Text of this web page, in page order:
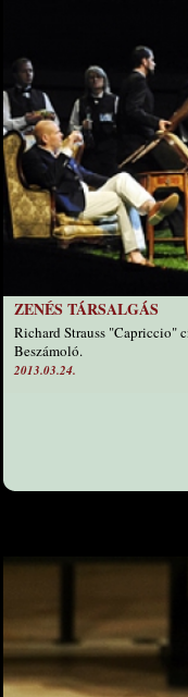
ZENÉS TÁRSALGÁS
Richard Strauss "Capriccio"
Beszámoló.
2013.03.24.